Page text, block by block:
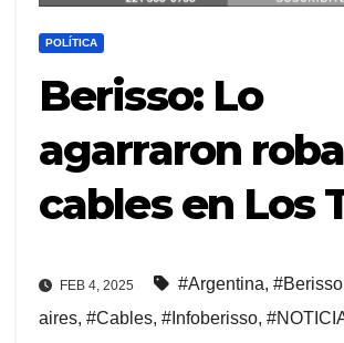
POLÍTICA
Berisso: Lo
agarraron
cables en Los
FEB 4, 2025 #Argentina, #Berisso
aires, #Cables, #Infoberisso,